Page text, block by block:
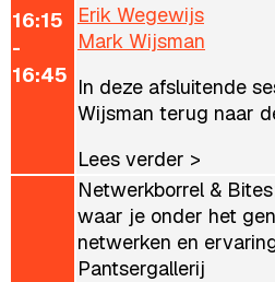
16:15
-
16:45
Erik Wegewijs
Mark Wijsman
In deze afsluitende
Wijsman terug naar
Lees verder >
Netwerkborrel &
waar je onder het
netwerken en
Pantsergallerij